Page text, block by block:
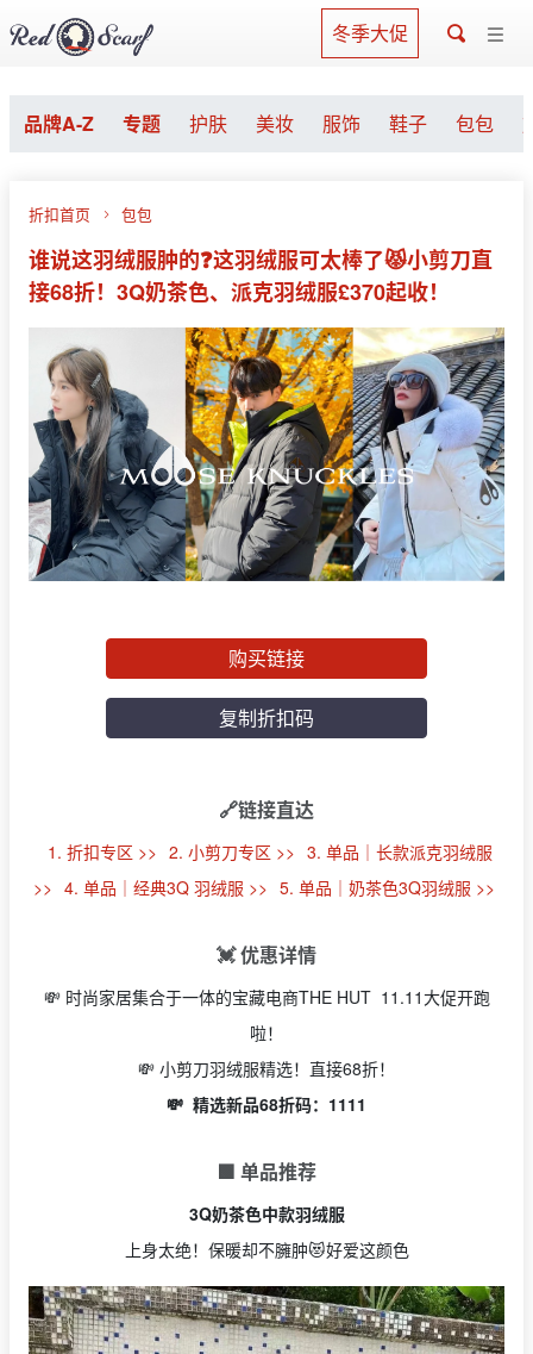
冬季大促
品牌A-Z 专题 护肤 美妆 服饰 鞋子 包包
折扣首页 包包
谁说这羽绒服肿的❓这羽绒服可太棒了😾小剪刀直
接68折！3Q奶茶色、派克羽绒服£370起收！
购买链接
复制折扣码
🔗链接直达
1. 折扣专区 >> 2. 小剪刀专区 >> 3. 单品｜长款派克羽绒服
>> 4. 单品｜经典3Q 羽绒服 >> 5. 单品｜奶茶色3Q羽绒服 >>
💓 优惠详情
💸 时尚家居集合于一体的宝藏电商THE HUT 11.11大促开跑
啦！
💸 小剪刀羽绒服精选！直接68折！
💸 精选新品68折码：1111
🟩 单品推荐
3Q奶茶色中款羽绒服
上身太绝！保暖却不臃肿😻好爱这颜色